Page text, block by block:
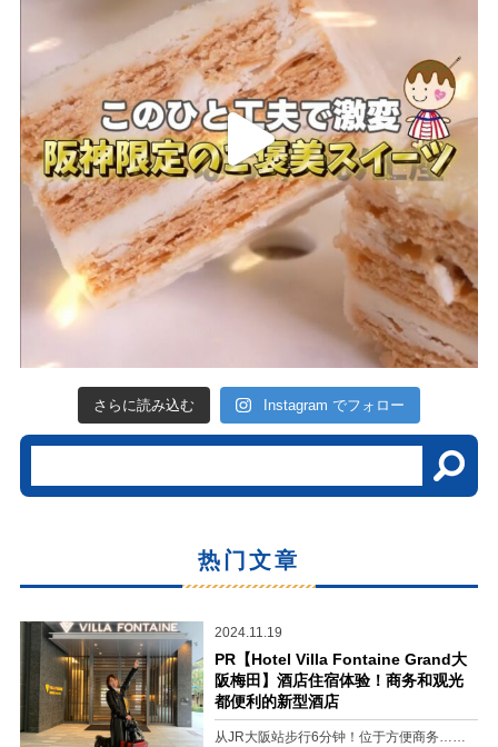
さらに読み込む Instagram でフォロー
热门文章
2024.11.19
PR【Hotel Villa Fontaine Grand大
阪梅田】酒店住宿体验！商务和观光
都便利的新型酒店
从JR大阪站步行6分钟！位于方便商务……